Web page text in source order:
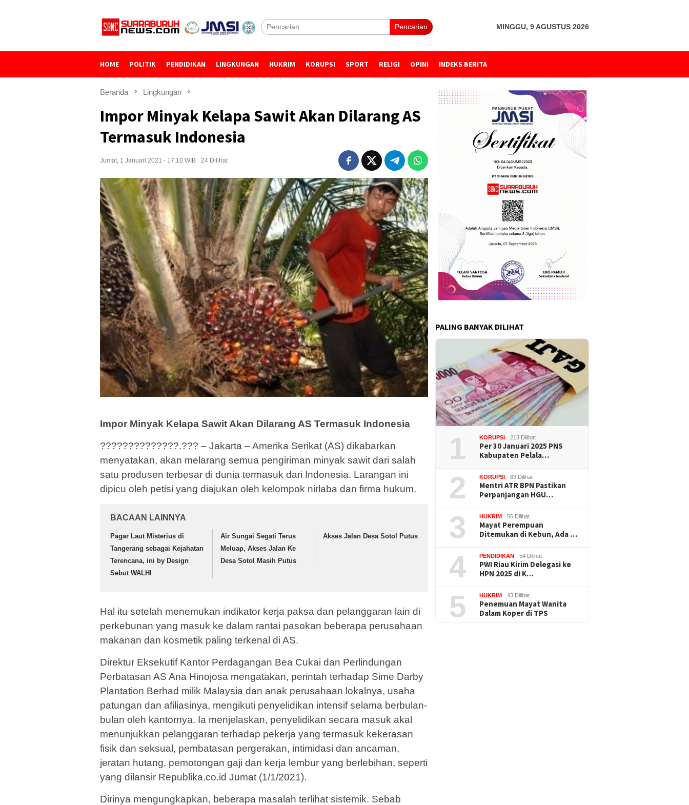
Pencarian MINGGU, 9 AGUSTUS 2026
HOME POLITIK PENDIDIKAN LINGKUNGAN HUKRIM KORUPSI SPORT RELIGI OPINI INDEKS BERITA
Beranda Lingkungan
Impor Minyak Kelapa Sawit Akan Dilarang AS
Termasuk Indonesia
Jumat, 1 Januari 2021 - 17:10 WIB 24 Dilihat
Impor Minyak Kelapa Sawit Akan Dilarang AS Termasuk Indonesia
??????????????.??? – Jakarta – Amerika Serikat (AS) dikabarkan
menyatakan, akan melarang semua pengiriman minyak sawit dari salah
satu produsen terbesar di dunia termasuk dari Indonesia. Larangan ini
dipicu oleh petisi yang diajukan oleh kelompok nirlaba dan firma hukum.
BACAAN LAINNYA
Pagar Laut Misterius di
Tangerang sebagai Kejahatan
Terencana, ini by Design
Sebut WALHI
Air Sungai Segati Terus
Meluap, Akses Jalan Ke
Desa Sotol Masih Putus
Akses Jalan Desa Sotol Putus
Hal itu setelah menemukan indikator kerja paksa dan pelanggaran lain di
perkebunan yang masuk ke dalam rantai pasokan beberapa perusahaan
makanan dan kosmetik paling terkenal di AS.
Direktur Eksekutif Kantor Perdagangan Bea Cukai dan Perlindungan
Perbatasan AS Ana Hinojosa mengatakan, perintah terhadap Sime Darby
Plantation Berhad milik Malaysia dan anak perusahaan lokalnya, usaha
patungan dan afiliasinya, mengikuti penyelidikan intensif selama berbulan-
bulan oleh kantornya. Ia menjelaskan, penyelidikan secara masuk akal
menunjukkan pelanggaran terhadap pekerja yang termasuk kekerasan
fisik dan seksual, pembatasan pergerakan, intimidasi dan ancaman,
jeratan hutang, pemotongan gaji dan kerja lembur yang berlebihan, seperti
yang dilansir Republika.co.id Jumat (1/1/2021).
Dirinya mengungkapkan, beberapa masalah terlihat sistemik. Sebab
PALING BANYAK DILIHAT
1 KORUPSI 213 Dilihat
Per 30 Januari 2025 PNS
Kabupaten Pelala…
2 KORUPSI 83 Dilihat
Mentri ATR BPN Pastikan
Perpanjangan HGU…
3 HUKRIM 56 Dilihat
Mayat Perempuan
Ditemukan di Kebun, Ada …
4 PENDIDIKAN 54 Dilihat
PWI Riau Kirim Delegasi ke
HPN 2025 di K…
5 HUKRIM 43 Dilihat
Penemuan Mayat Wanita
Dalam Koper di TPS